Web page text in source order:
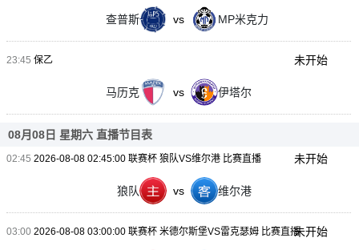
查普斯 vs MP米克力
23:45 保乙
马历克 vs 伊塔尔
未开始
08月08日 星期六 直播节目表
02:45 2026-08-08 02:45:00 联赛杯 狼队VS维尔港 比赛直播
狼队 vs 维尔港
未开始
03:00 2026-08-08 03:00:00 联赛杯 米德尔斯堡VS雷克瑟姆 比赛直播未开始